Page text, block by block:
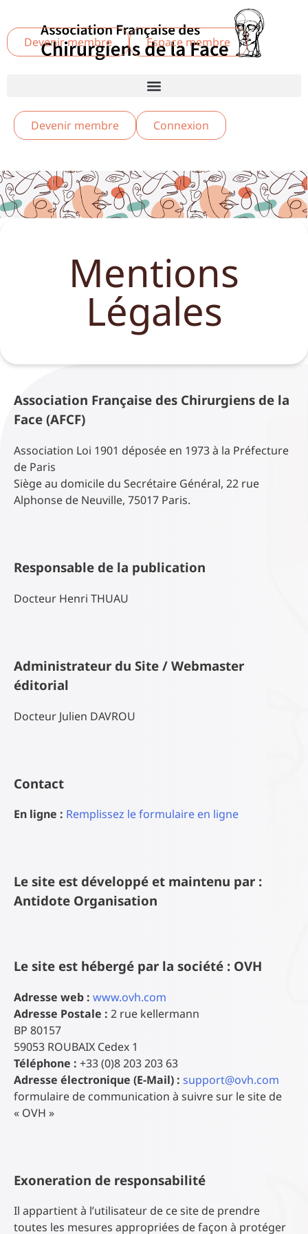
Devenir membre Espace membre
Devenir membre Connexion
Mentions
Légales
Association Française des Chirurgiens de la
Face (AFCF)
Association Loi 1901 déposée en 1973 à la Préfecture
de Paris
Siège au domicile du Secrétaire Général, 22 rue
Alphonse de Neuville, 75017 Paris.
Responsable de la publication
Docteur Henri THUAU
Administrateur du Site / Webmaster
éditorial
Docteur Julien DAVROU
Contact
En ligne : Remplissez le formulaire en ligne
Le site est développé et maintenu par :
Antidote Organisation
Le site est hébergé par la société : OVH
Adresse web : www.ovh.com
Adresse Postale : 2 rue kellermann
BP 80157
59053 ROUBAIX Cedex 1
Téléphone : +33 (0)8 203 203 63
Adresse électronique (E-Mail) : support@ovh.com
formulaire de communication à suivre sur le site de
« OVH »
Exoneration de responsabilité
Il appartient à l’utilisateur de ce site de prendre
toutes les mesures appropriées de façon à protéger